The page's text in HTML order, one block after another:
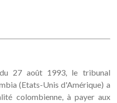
27 août 1993, le tribunal
(Etats-Unis d'Amérique) a
colombienne, à payer aux